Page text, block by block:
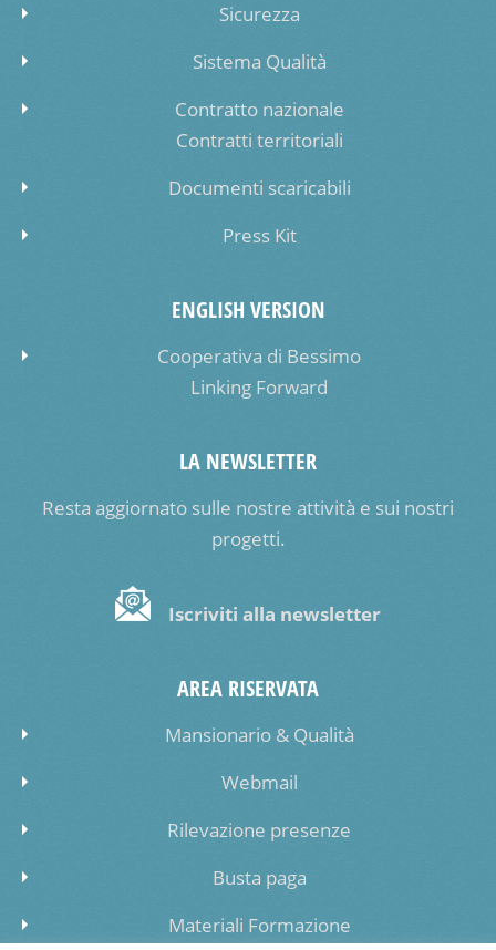
Sicurezza
Sistema Qualità
Contratto nazionale
Contratti territoriali
Documenti scaricabili
Press Kit
ENGLISH VERSION
Cooperativa di Bessimo
Linking Forward
LA NEWSLETTER
Resta aggiornato sulle nostre attività e sui nostri
progetti.
Iscriviti alla newsletter
AREA RISERVATA
Mansionario & Qualità
Webmail
Rilevazione presenze
Busta paga
Materiali Formazione